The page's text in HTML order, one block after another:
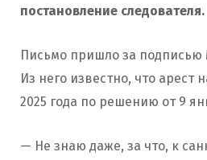
постановление следователя.
Письмо пришло за
Из него известно, что арест
2025 года по решению от 9
— Не знаю даже, за что, к